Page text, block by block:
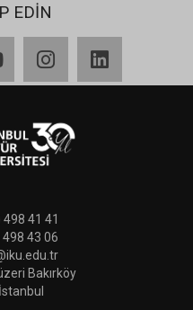
EDİN
41 41
43 06
Bakırköy